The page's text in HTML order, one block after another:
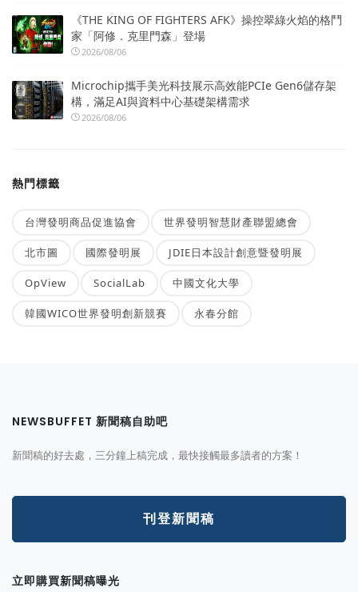
《THE KING OF FIGHTERS AFK》操控翠綠火焰的格鬥
家「阿修．克里門森」登場
2026/08/06
Microchip攜手美光科技展示高效能PCIe Gen6儲存架
構，滿足AI與資料中心基礎架構需求
2026/08/06
熱門標籤
台灣發明商品促進協會 世界發明智慧財產聯盟總會
北市圖 國際發明展 JDIE日本設計創意暨發明展
OpView SocialLab 中國文化大學
韓國WICO世界發明創新競賽 永春分館
NEWSBUFFET 新聞稿自助吧
新聞稿的好去處，三分鐘上稿完成，最快接觸最多讀者的方案！
刊登新聞稿
立即購買新聞稿曝光